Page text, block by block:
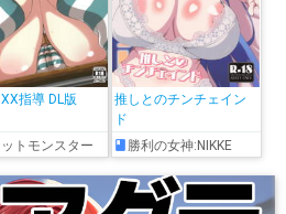
指導 DL版
トモンスター
推しとのチンチェイン
ド
勝利の女神:NIKKE